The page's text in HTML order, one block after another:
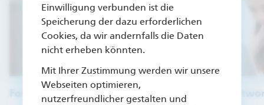
Einwilligung verbunden ist die
Speicherung der dazu erforderlichen
Cookies, da wir andernfalls die Daten
nicht erheben könnten.
Mit Ihrer Zustimmung werden wir unsere
Webseiten optimieren,
nutzerfreundlicher gestalten und
Formulare & Aufträge Fragen &